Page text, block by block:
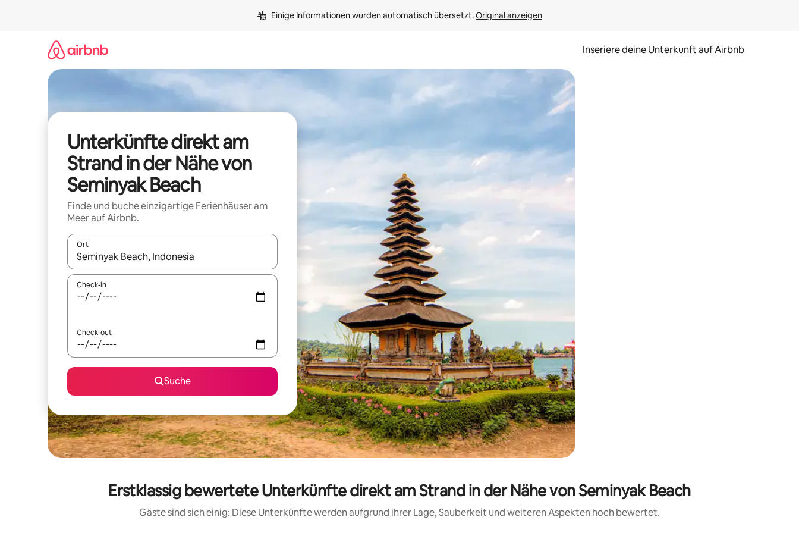
Einige Informationen wurden automatisch übersetzt. Original anzeigen
Inseriere deine Unterkunft auf Airbnb
Unterkünfte direkt am
Strand in der Nähe von
Seminyak Beach
Finde und buche einzigartige Ferienhäuser am
Meer auf Airbnb.
Ort
Wenn Ergebnisse verfügbar sind, navigiere mit den Pfeiltasten nach oben und unten oder erkunde die Ergebnisse durch Berühren oder Wischgesten.
Check-in
Check-out
Suche
Erstklassig bewertete Unterkünfte direkt am Strand in der Nähe von Seminyak Beach
Gäste sind sich einig: Diese Unterkünfte werden aufgrund ihrer Lage, Sauberkeit und weiteren Aspekten hoch bewertet.